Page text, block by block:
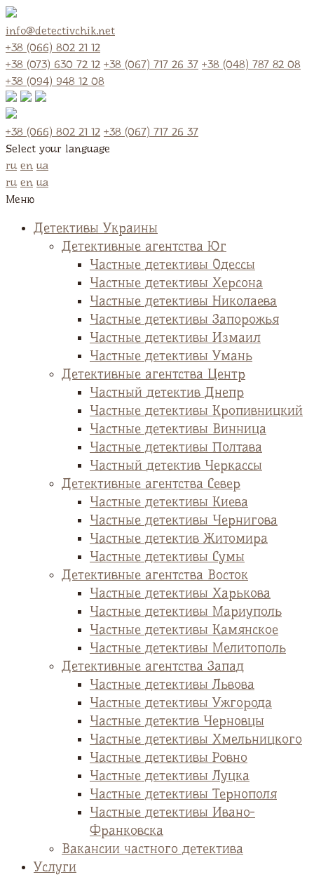
info@detectivchik.net
+38 (066) 802 21 12
+38 (073) 630 72 12 +38 (067) 717 26 37 +38 (048) 787 82 08
+38 (094) 948 12 08
+38 (066) 802 21 12 +38 (067) 717 26 37
Select your language
ru en ua
ru en ua
Меню
Детективы Украины
Детективные агентства Юг
Частные детективы Одессы
Частные детективы Херсона
Частные детективы Николаева
Частные детективы Запорожья
Частные детективы Измаил
Частные детективы Умань
Детективные агентства Центр
Частный детектив Днепр
Частные детективы Кропивницкий
Частные детективы Винница
Частные детективы Полтава
Частный детектив Черкассы
Детективные агентства Север
Частные детективы Киева
Частные детективы Чернигова
Частные детектив Житомира
Частные детективы Сумы
Детективные агентства Восток
Частные детективы Харькова
Частные детективы Мариуполь
Частные детективы Камянское
Частные детективы Мелитополь
Детективные агентства Запад
Частные детективы Львова
Частные детективы Ужгорода
Частные детектив Черновцы
Частные детективы Хмельницкого
Частные детективы Ровно
Частные детективы Луцка
Частные детективы Тернополя
Частные детективы Ивано-
Франковска
Вакансии частного детектива
Услуги